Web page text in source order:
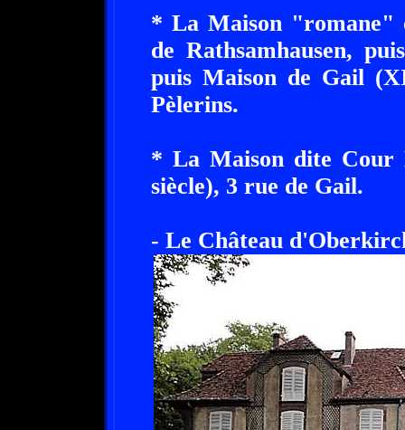
* La Maison "romane"
de Rathsamhausen,
puis Maison de Gail
Pèlerins.
* La Maison dite
siècle), 3 rue de Gail.
- Le Château